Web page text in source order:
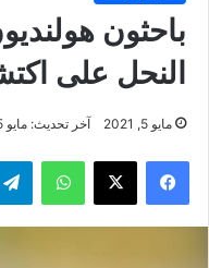
باحثون
النحل على
مايو 5, 2021 آخر تحديث: مايو 5, 2021
فيسبوك ‫X